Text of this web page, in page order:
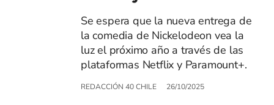
Se espera que la nueva entrega de
la comedia de Nickelodeon vea la
luz el próximo año a través de las
plataformas Netflix y Paramount+.
REDACCIÓN 40 CHILE 26/10/2025